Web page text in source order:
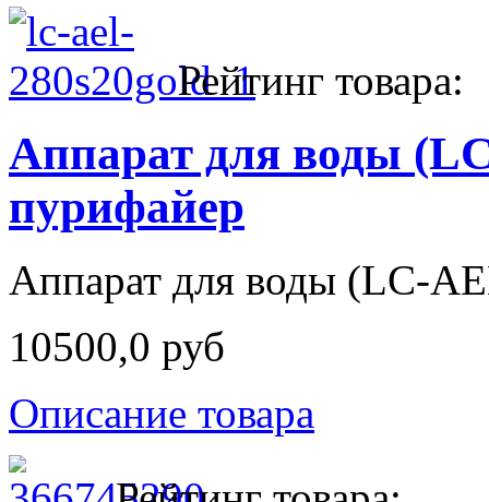
Рейтинг товара:
Аппарат для воды
пурифайер
Аппарат для воды (LC-
10500,0 руб
Описание товара